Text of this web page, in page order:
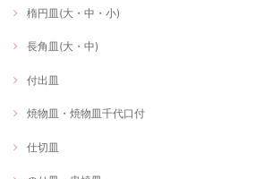
楕円皿(大・中・小)
長角皿(大・中)
付出皿
焼物皿・焼物皿千代口付
仕切皿